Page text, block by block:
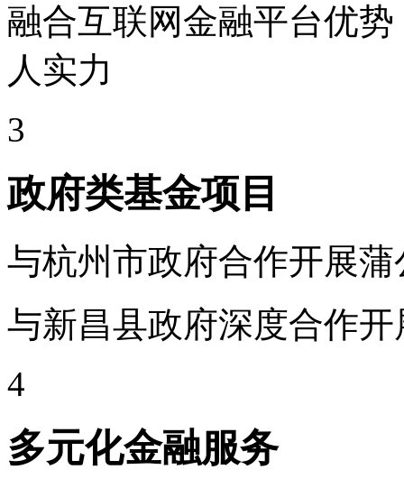
融合互联网金融平台优
人实力
3
政府类基金项目
与杭州市政府合作开展
与新昌县政府深度合作
4
多元化金融服务